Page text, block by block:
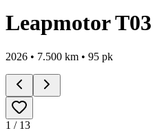
Leapmotor T03
2026 • 7.500 km • 95 pk
1 / 13